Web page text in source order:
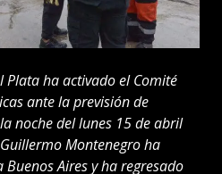
Plata ha activado el Comité
ante la previsión de
noche del lunes 15 de abril
Montenegro ha
Aires y ha regresado